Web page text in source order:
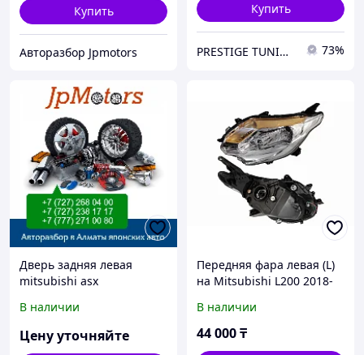
Купить
Авторазбор Jpmotors
Купить
PRESTIGE TUNING 73%
Дверь задняя левая
mitsubishi asx
В наличии
Цену уточняйте
Передняя фара левая (L)
на Mitsubishi L200 2018-
В наличии
44 000₸